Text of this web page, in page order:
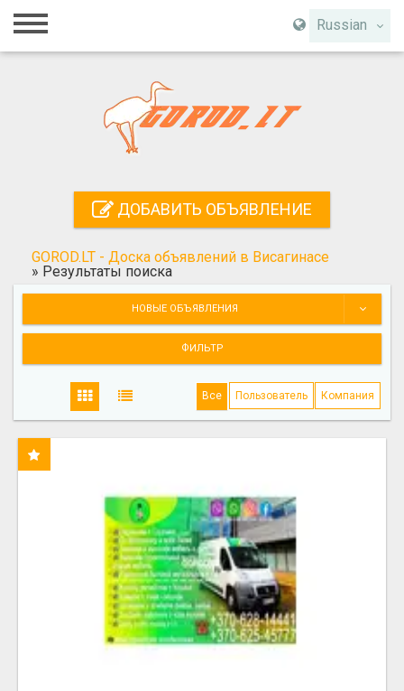
Russian
Главная
Регистрация
Поиск
ДОБАВИТЬ ОБЪЯВЛЕНИЕ
GOROD.LT - Доска объявлений в Висагинасе
» Результаты поиска
НОВЫЕ ОБЪЯВЛЕНИЯ
ФИЛЬТР
Все Пользователь Компания